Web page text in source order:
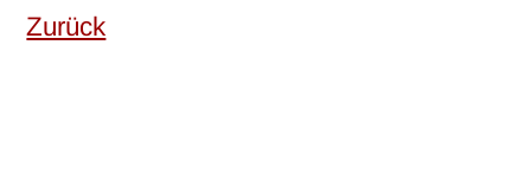
Zurück